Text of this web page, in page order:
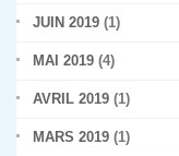
JUIN 2019 (1)
MAI 2019 (4)
AVRIL 2019 (1)
MARS 2019 (1)